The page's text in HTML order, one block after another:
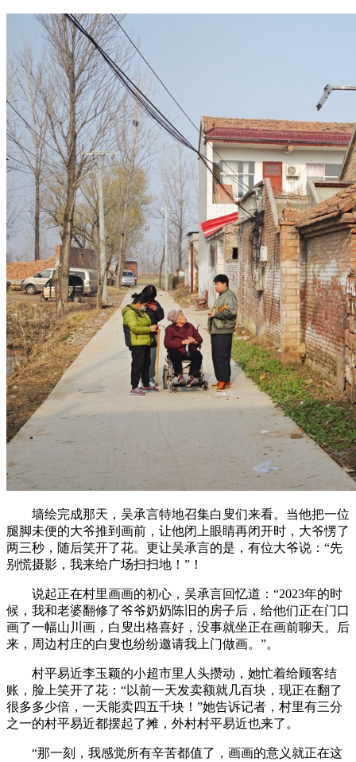
墙绘完成那天，吴承言特地召集白叟们来看。当他把一位
腿脚未便的大爷推到画前，让他闭上眼睛再闭开时，大爷愣了
两三秒，随后笑开了花。更让吴承言的是，有位大爷说：“先
别慌摄影，我来给广场扫扫地！”！
说起正在村里画画的初心，吴承言回忆道：“2023年的时
候，我和老婆翻修了爷爷奶奶陈旧的房子后，给他们正在门口
画了一幅山川画，白叟出格喜好，没事就坐正在画前聊天。后
来，周边村庄的白叟也纷纷邀请我上门做画。”。
村平易近李玉颖的小超市里人头攒动，她忙着给顾客结
账，脸上笑开了花：“以前一天发卖额就几百块，现正在翻了
很多多少倍，一天能卖四五千块！”她告诉记者，村里有三分
之一的村平易近都摆起了摊，外村村平易近也来了。
“那一刻，我感觉所有辛苦都值了，画画的意义就正在这